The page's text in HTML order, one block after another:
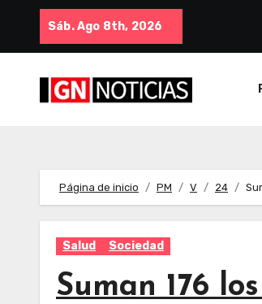
Sáb. Ago 8th, 2026
Página de inicio PM V 24
Salud Sociedad
Suman 176